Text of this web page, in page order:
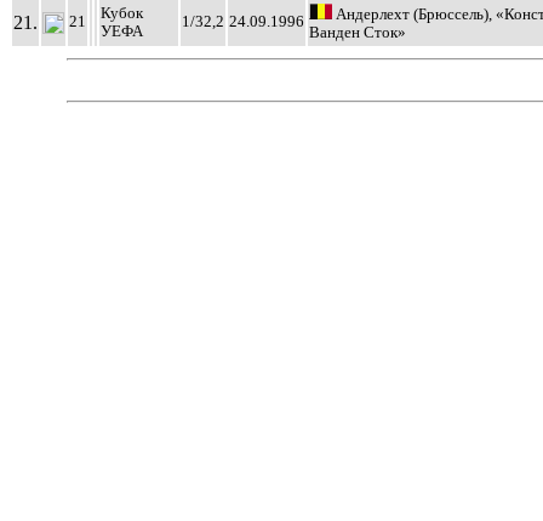
21. 21
Кубок
УЕФА
1/32,2 24.09.1996
Андерлехт (Брюссель),
Ванден Сток»